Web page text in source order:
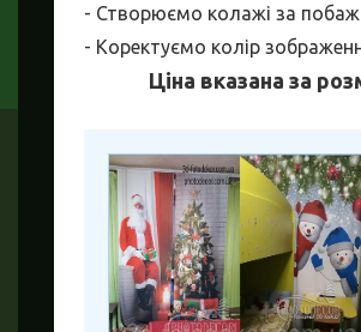
- Створюємо колажі за
- Коректуємо колір
Ціна вказана за